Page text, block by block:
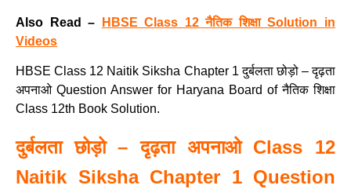
Also Read –
HBSE Class 12 नैतिक शिक्षा Solution in
Videos
HBSE Class 12 Naitik Siksha Chapter 1 दुर्बलता छोड़ो – दृढ़ता
अपनाओ Question Answer for Haryana Board of नैतिक शिक्षा
Class 12th Book Solution.
दुर्बलता छोड़ो – दृढ़ता अपनाओ Class 12
Naitik Siksha Chapter 1 Question